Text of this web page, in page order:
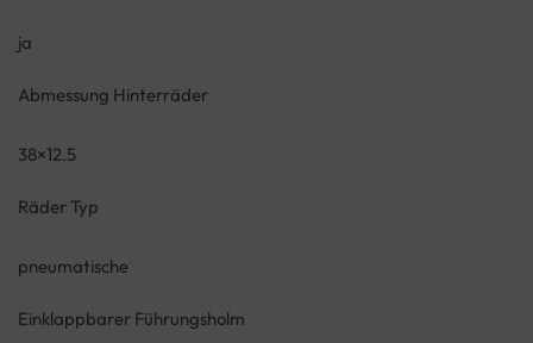
ja
Abmessung Hinterräder
38×12.5
Räder Typ
pneumatische
Einklappbarer Führungsholm